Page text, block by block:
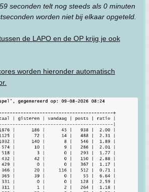
seconden telt nog steeds als 0 minuten
worden niet bij elkaar opgeteld.
de LAPO en de OP krijg je ook
worden hieronder automatisch